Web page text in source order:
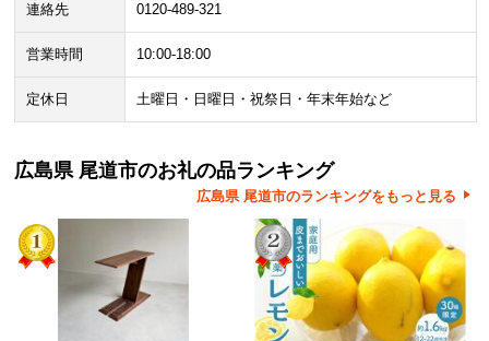
連絡先 0120-489-321
営業時間 10:00-18:00
定休日 土曜日・日曜日・祝祭日・年末年始など
広島県 尾道市のお礼の品ランキング
広島県 尾道市のランキングをもっと見る